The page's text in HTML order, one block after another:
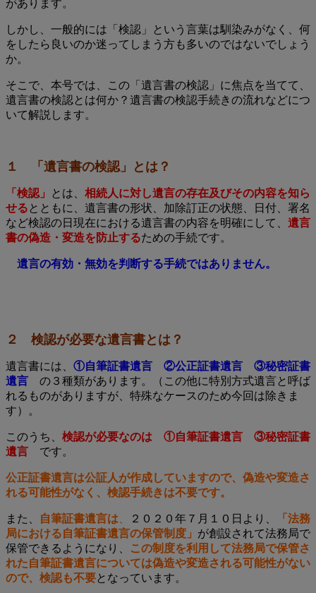
があります。
しかし、一般的には「検認」という言葉は馴染みがなく、何
をしたら良いのか迷ってしまう方も多いのではないでしょう
か。
そこで、本号では、この「遺言書の検認」に焦点を当てて、
遺言書の検認とは何か？遺言書の検認手続きの流れなどにつ
いて解説します。
１ 「遺言書の検認」とは？
「検認」 とは、 相続人に対し遺言の存在及びその内容を知ら
せる とともに、遺言書の形状、加除訂正の状態、日付、署名
など検認の日現在における遺言書の内容を明確にして、 遺言
書の偽造・変造を防止するための手続です。
遺言の有効・無効を判断する手続ではありません。
２ 検認が必要な遺言書とは？
遺言書には、 ①自筆証書遺言 ②公正証書遺言 ③秘密証書
遺言
の３種類があります。（この他に特別方式遺言と呼ば
れるものがありますが、特殊なケースのため今回は除きま
す）。
このうち、 検認が必要なのは ①自筆証書遺言 ③秘密証書
遺言 です。
公正証書遺言は公証人が作成していますので、偽造や変造さ
れる可能性がなく、検認手続きは不要です。
また、 自筆証書遺言は ２０２０年７月１０日より、
「法務
局における自筆証書遺言の保管制度」 が創設されて法務局で
保管できるようになり、
この制度を利用して法務局で保管さ
れた自筆証書遺言については偽造や変造される可能性がない
ので、検認も不要となっています。